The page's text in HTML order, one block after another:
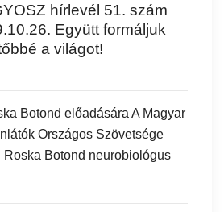
hírlevél 51. szám
Együtt formáljuk
a világot!
Botond előadására A Magyar
Országos Szövetsége
Roska Botond neurobiológus